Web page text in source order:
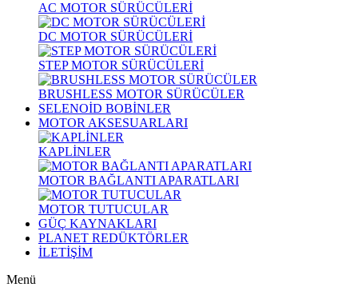
AC MOTOR SÜRÜCÜLERİ
DC MOTOR SÜRÜCÜLERİ
STEP MOTOR SÜRÜCÜLERİ
BRUSHLESS MOTOR SÜRÜCÜLER
SELENOİD BOBİNLER
MOTOR AKSESUARLARI
KAPLİNLER
MOTOR BAĞLANTI APARATLARI
MOTOR TUTUCULAR
GÜÇ KAYNAKLARI
PLANET REDÜKTÖRLER
İLETİŞİM
Menü